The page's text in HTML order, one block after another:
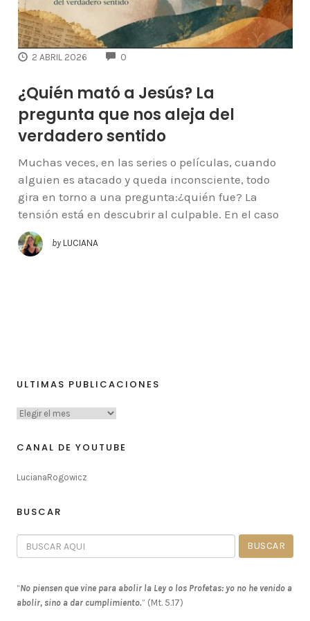
2 ABRIL 2026 0
¿Quién mató a Jesús? La
pregunta que nos aleja del
verdadero sentido
Muchas veces, en las series o películas, cuando
alguien es atacado y queda inconsciente, todo
gira en torno a una pregunta:¿quién fue? La
tensión está en descubrir al culpable. En el caso
by LUCIANA
ULTIMAS PUBLICACIONES
CANAL DE YOUTUBE
LucianaRogowicz
BUSCAR
“No piensen que vine para abolir la Ley o los Profetas: yo no he venido a
abolir, sino a dar cumplimiento.” (Mt. 5.17)